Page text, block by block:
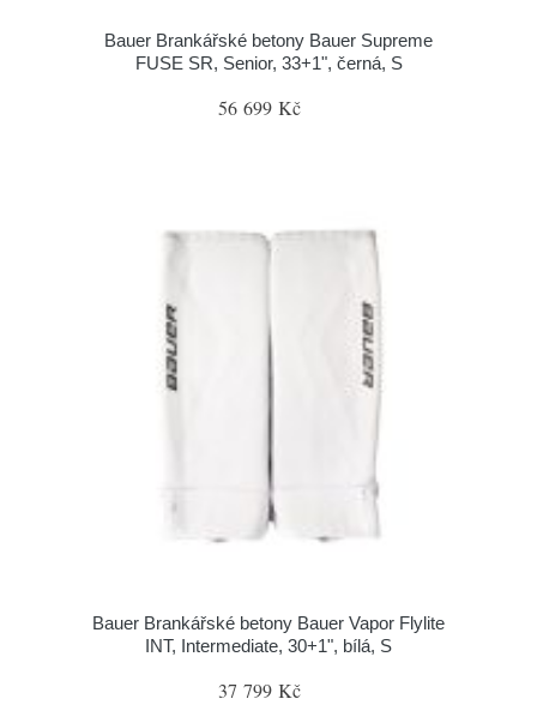
Bauer Brankářské betony Bauer Supreme
FUSE SR, Senior, 33+1", černá, S
56 699 Kč
Bauer Brankářské betony Bauer Vapor Flylite
INT, Intermediate, 30+1", bílá, S
37 799 Kč